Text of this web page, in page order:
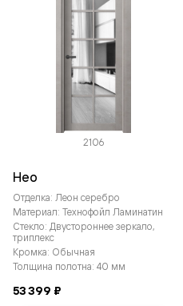
2106
Нео
Отделка: Леон серебро
Материал: Технофойл Ламинатин
Стекло: Двустороннее зеркало,
триплекс
Кромка: Обычная
Толщина полотна: 40 мм
53 399 ₽